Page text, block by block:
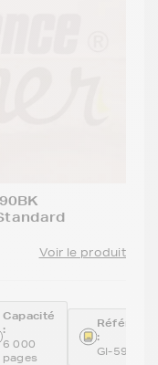
Voir le produit
Capacité
:
6 000
pages
:
GI-590BK